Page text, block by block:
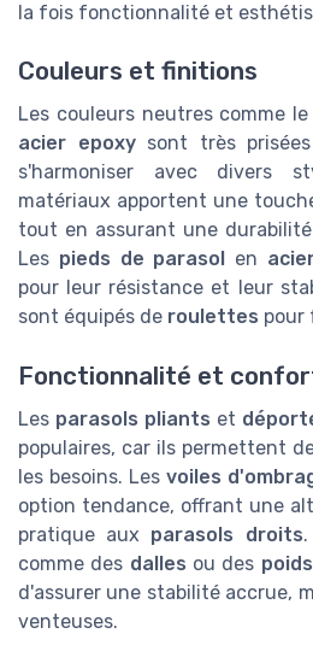
la fois fonctionnalité et
Couleurs et finitions
Les couleurs neutres comme le
acier epoxysont très
s'harmoniser avec divers
matériaux apportent une
tout en assurant une
Les pieds de parasol en
pour leur résistance et leur
sont équipés de roulettes pour
Fonctionnalité et
Les parasols pliants et
populaires, car ils permettent
les besoins. Les voiles
option tendance, offrant une
pratique aux parasols droits
comme des dalles ou des poids
d'assurer une stabilité accrue,
venteuses.